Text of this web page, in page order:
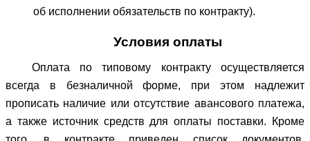
об исполнении обязательств по контракту).
Условия оплаты
Оплата по типовому контракту осуществляется
всегда в безналичной форме, при этом надлежит
прописать наличие или отсутствие авансового платежа,
а также источник средств для оплаты поставки. Кроме